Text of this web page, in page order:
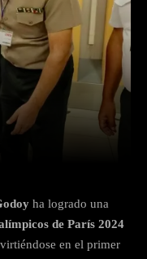
ha logrado una
de París 2024
en el primer